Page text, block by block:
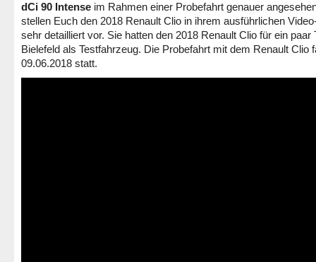
dCi 90 Intense im Rahmen einer Probefahrt genauer
stellen Euch den 2018 Renault Clio in ihrem ausführlichen
sehr detailliert vor. Sie hatten den 2018 Renault Clio für ein paar
Bielefeld als Testfahrzeug. Die Probefahrt mit dem Renault Clio
09.06.2018 statt.